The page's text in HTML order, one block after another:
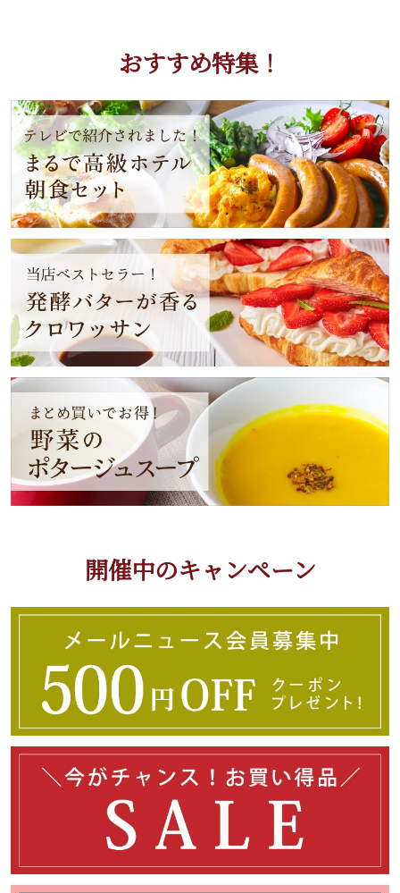
おすすめ特集！
開催中のキャンペーン